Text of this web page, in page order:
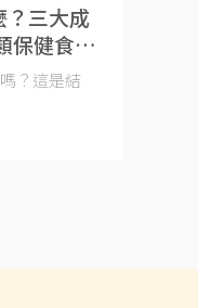
？三大成
保健食品
？這是結